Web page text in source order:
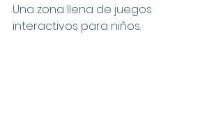
Una zona llena de juegos
interactivos para niños.